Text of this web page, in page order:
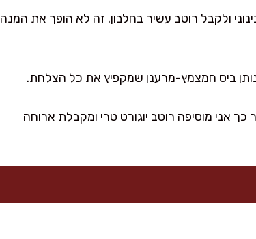
ולקבל רוטב עשיר בחלבון. זה לא הופך את המנה
נותן ביס חמצמץ-מרענן שמקפיץ את כל הצלחת.
אני מוסיפה רוטב יוגורט טרי ומקבלת ארוחה